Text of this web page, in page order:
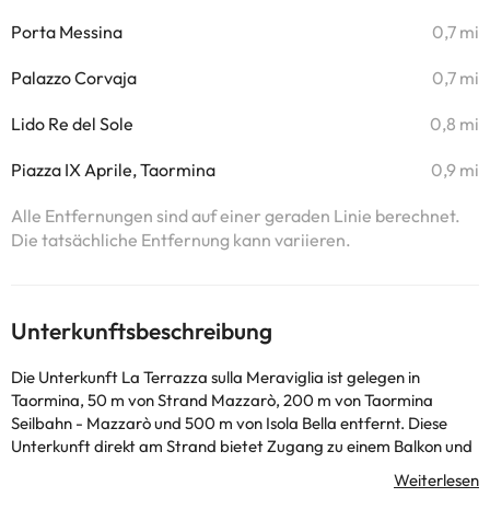
Porta Messina 0,7 mi
Palazzo Corvaja 0,7 mi
Lido Re del Sole 0,8 mi
Piazza IX Aprile, Taormina 0,9 mi
Alle Entfernungen sind auf einer geraden Linie berechnet.
Die tatsächliche Entfernung kann variieren.
Unterkunftsbeschreibung
Die Unterkunft La Terrazza sulla Meraviglia ist gelegen in
Taormina, 50 m von Strand Mazzarò, 200 m von Taormina
Seilbahn - Mazzarò und 500 m von Isola Bella entfernt. Diese
Unterkunft direkt am Strand bietet Zugang zu einem Balkon und
Meerblick hat 1 Schlafzimmer, ein Wohnzimmer, einen Flachbild-